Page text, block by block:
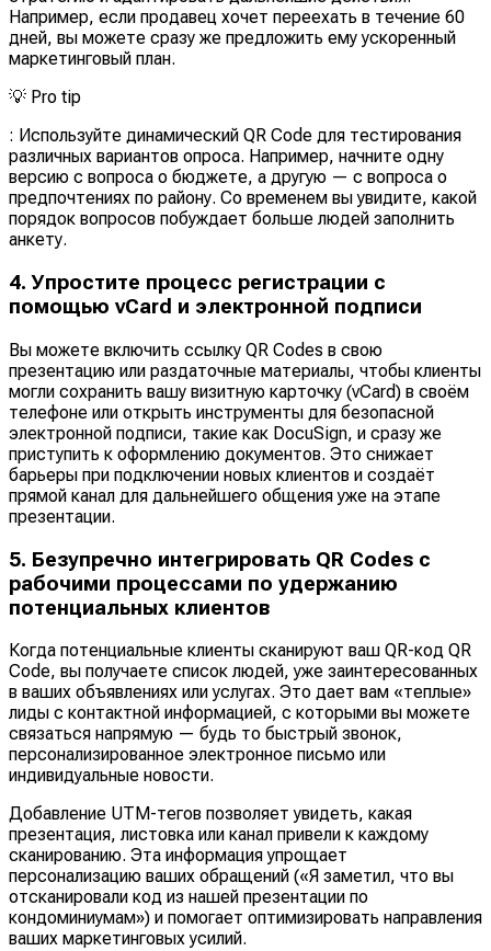
Например, если продавец хочет переехать в течение 60
дней, вы можете сразу же предложить ему ускоренный
маркетинговый план.
💡 Pro tip
: Используйте динамический QR Code для тестирования
различных вариантов опроса. Например, начните одну
версию с вопроса о бюджете, а другую — с вопроса о
предпочтениях по району. Со временем вы увидите, какой
порядок вопросов побуждает больше людей заполнить
анкету.
4. Упростите процесс регистрации с
помощью vCard и электронной подписи
Вы можете включить ссылку QR Codes в свою
презентацию или раздаточные материалы, чтобы клиенты
могли сохранить вашу визитную карточку (vCard) в своём
телефоне или открыть инструменты для безопасной
электронной подписи, такие как DocuSign, и сразу же
приступить к оформлению документов. Это снижает
барьеры при подключении новых клиентов и создаёт
прямой канал для дальнейшего общения уже на этапе
презентации.
5. Безупречно интегрировать QR Codes с
рабочими процессами по удержанию
потенциальных клиентов
Когда потенциальные клиенты сканируют ваш QR-код QR
Code, вы получаете список людей, уже заинтересованных
в ваших объявлениях или услугах. Это дает вам «теплые»
лиды с контактной информацией, с которыми вы можете
связаться напрямую — будь то быстрый звонок,
персонализированное электронное письмо или
индивидуальные новости.
Добавление UTM-тегов позволяет увидеть, какая
презентация, листовка или канал привели к каждому
сканированию. Эта информация упрощает
персонализацию ваших обращений («Я заметил, что вы
отсканировали код из нашей презентации по
кондоминиумам») и помогает оптимизировать направления
ваших маркетинговых усилий.